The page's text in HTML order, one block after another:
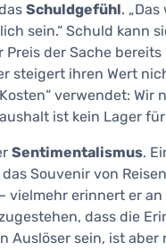
Schuldgefühl.
sein.“ Schuld
der Sache
steigert ihren Wert
verwendet:
ist kein Lager
Sentimentalismus.
Souvenir von
vielmehr erinnert er
dass die
Auslöser sein, ist